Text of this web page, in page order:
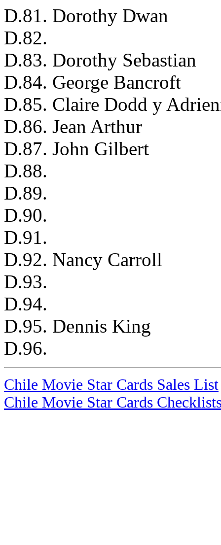
D.81. Dorothy Dwan
D.82.
D.83. Dorothy Sebastian
D.84. George Bancroft
D.85. Claire Dodd y
D.86. Jean Arthur
D.87. John Gilbert
D.88.
D.89.
D.90.
D.91.
D.92. Nancy Carroll
D.93.
D.94.
D.95. Dennis King
D.96.
Chile Movie Star Cards Sales List
Chile Movie Star Cards